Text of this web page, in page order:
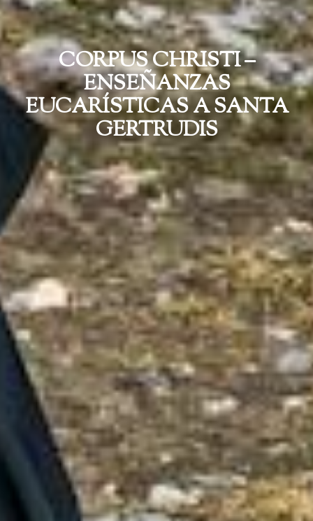
CORPUS CHRISTI –
ENSEÑANZAS
EUCARÍSTICAS A SANTA
GERTRUDIS